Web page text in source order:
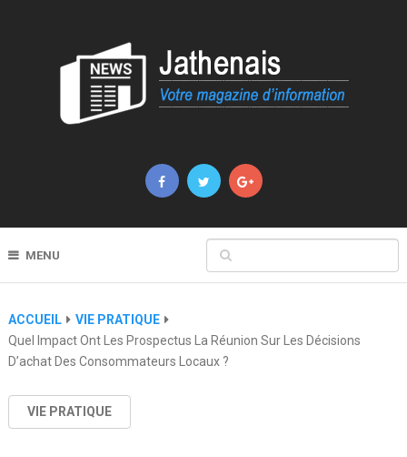
MENU
ACCUEIL
VIE PRATIQUE
Quel Impact Ont Les Prospectus La Réunion Sur Les Décisions
D’achat Des Consommateurs Locaux ?
VIE PRATIQUE